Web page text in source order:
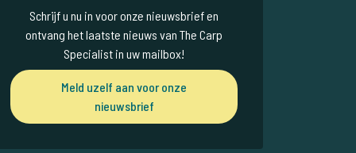
Schrijf u nu in voor onze nieuwsbrief en
ontvang het laatste nieuws van The Carp
Specialist in uw mailbox!
Meld uzelf aan voor onze
nieuwsbrief